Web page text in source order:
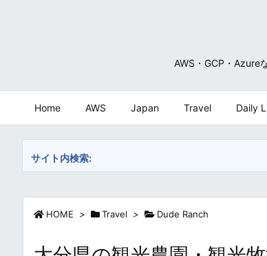
AWS・GCP・Azure
Home AWS Japan Travel Daily
サイト内検索:
HOME > Travel > Dude Ranch